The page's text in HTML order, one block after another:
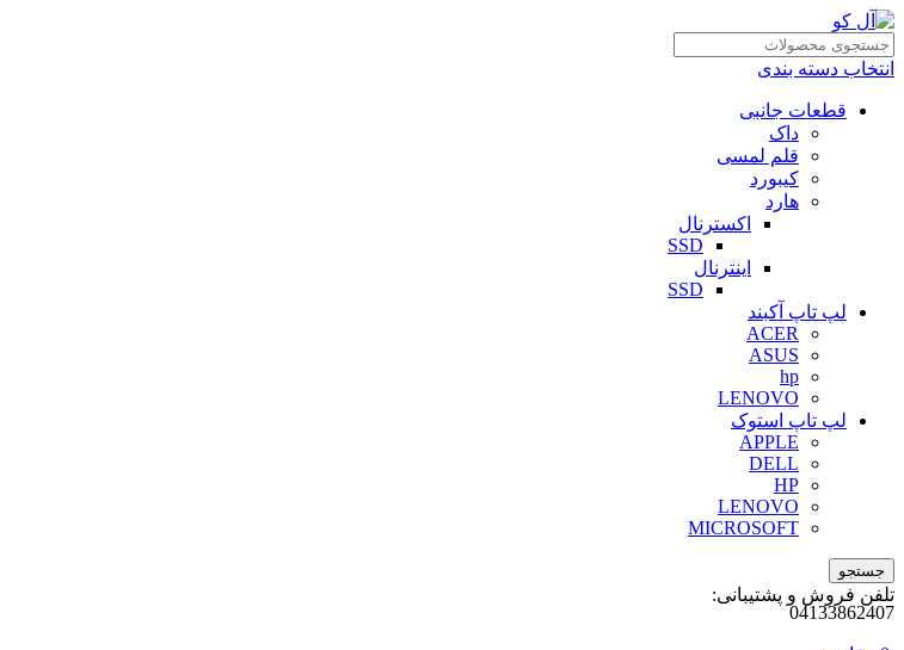
انتخاب دسته بندی
قطعات جانبی
داک
قلم لمسی
کیبورد
هارد
اکسترنال
SSD
اینترنال
SSD
لپ تاپ آکبند
ACER
ASUS
hp
LENOVO
لپ تاپ استوک
APPLE
DELL
HP
LENOVO
MICROSOFT
جستجو
تلفن فروش و پشتیبانی:
04133862407